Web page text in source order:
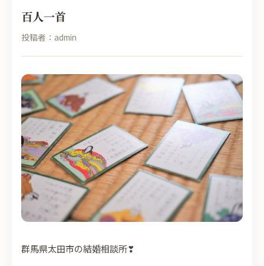
百人一首
投稿者：admin
群馬県太田市の結婚相談所❣